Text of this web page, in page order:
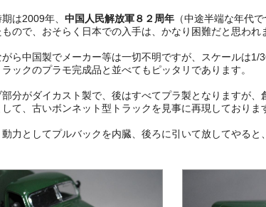
は2009年、 中国人民解放軍８２周年 （中途半端な年代
ので、おそらく日本での入手は、かなり困難だと思われ
がら中国製でメーカー等は一切不明ですが、スケールは1/
ックのプラモ完成品と並べてもピッタリであります。
部分がダイカスト製で、後はすべてプラ製となりますが、
て、古いボンネット型トラックを見事に再現しておりま
動力としてプルバックを内臓、後ろに引いて放してやると